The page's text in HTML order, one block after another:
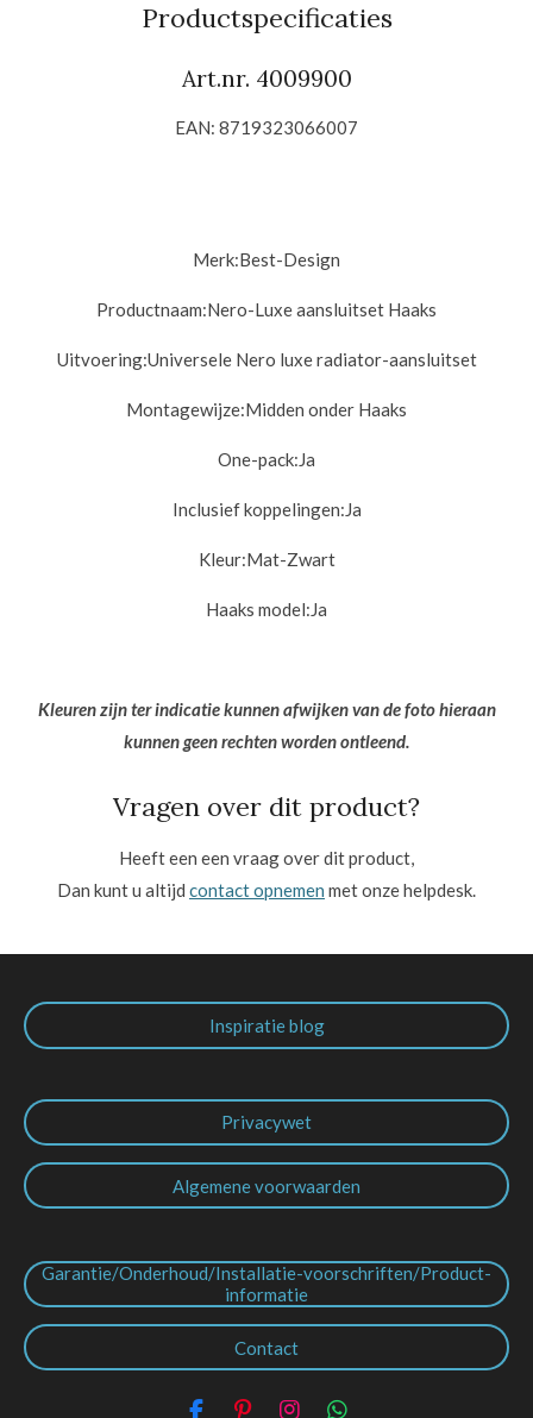
Productspecificaties
Art.nr. 4009900
EAN: 8719323066007
Merk:Best-Design
Productnaam:Nero-Luxe aansluitset Haaks
Uitvoering:Universele Nero luxe radiator-aansluitset
Montagewijze:Midden onder Haaks
One-pack:Ja
Inclusief koppelingen:Ja
Kleur:Mat-Zwart
Haaks model:Ja
Kleuren zijn ter indicatie kunnen afwijken van de foto hieraan
kunnen geen rechten worden ontleend.
Vragen over dit product?
Heeft een een vraag over dit product,
Dan kunt u altijd contact opnemen met onze helpdesk.
Inspiratie blog
Privacywet
Algemene voorwaarden
Garantie/Onderhoud/Installatie-voorschriften/Product-
informatie
Contact